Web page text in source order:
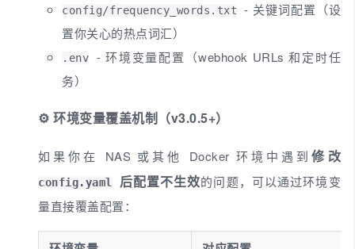
config/frequency_words.txt
- 关键词配置（设
置你关心的热点词汇）
.env
- 环境变量配置（webhook URLs 和定时任
务）
⚙️ 环境变量覆盖机制（v3.0.5+）
如果你在 NAS 或其他 Docker 环境中遇到修改
config.yaml 后配置不生效的问题，可以通过环境变
量直接覆盖配置：